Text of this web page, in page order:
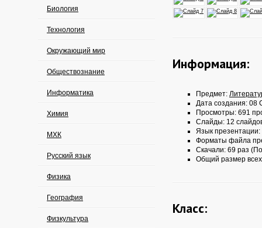
Биология
Технология
Окружающий мир
Обществознание
Информатика
Химия
МХК
Русский язык
Физика
География
Физкультура
Информация:
Предмет:
Дата создания: 08
Просмотры: 691
Слайды: 12
Язык презентации:
Форматы файла
Скачали: 69 раз
Общий размер
Класс: